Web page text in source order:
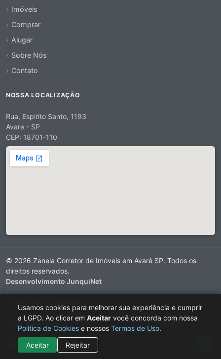
Imóveis
Comprar
Alugar
Sobre Nós
Contato
NOSSA LOCALIZAÇÃO
Rua, Espirito Santo, 1193
Avare - SP
CEP: 18701-110
© 2026 Zanela Corretor de Imóveis em Avaré SP. Todos os
direitos reservados.
Desenvolvimento JunquiNet
·
Política de Cookies
Termos de Uso
Usamos cookies para melhorar sua experiência e cumprir
a LGPD. Ao clicar em Aceitar você concorda com nossa
Política de Cookies e nossos Termos de Uso.
Aceitar
Rejeitar